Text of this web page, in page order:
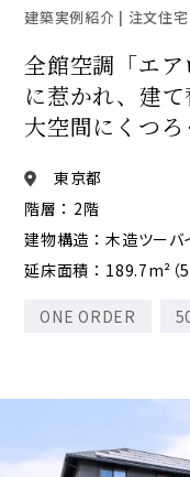
建築実例紹介 | 注文住宅
全館空調「エ
に惹かれ、建
大空間にくつろ
東京都
階層 ： 2階
建物構造 ： 木造ツーバ
延床面積 ： 189.7m²（
ONE ORDER